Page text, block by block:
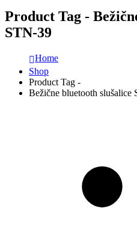
Product Tag -
STN-39
Home
Shop
Product Tag -
Bežične bluetooth slušalice